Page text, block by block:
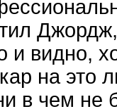
и видно,
на это
в чем не